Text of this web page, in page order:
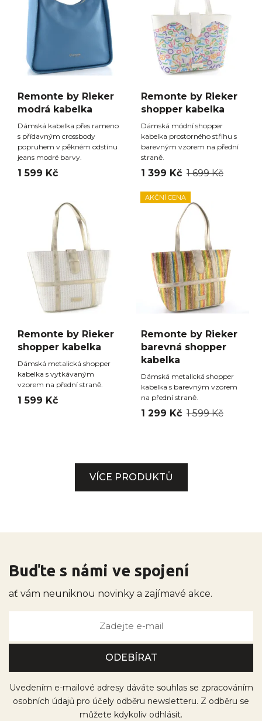
Remonte by Rieker
modrá kabelka
Dámská kabelka přes rameno
s přídavným crossbody
popruhem v pěkném odstínu
jeans modré barvy.
1 599 Kč
Remonte by Rieker
shopper kabelka
Dámská módní shopper
kabelka prostorného střihu s
barevným vzorem na přední
straně.
1 399 Kč 1 699 Kč
Remonte by Rieker
shopper kabelka
Dámská metalická shopper
kabelka s vytkávaným
vzorem na přední straně.
1 599 Kč
AKČNÍ CENA
Remonte by Rieker
barevná shopper
kabelka
Dámská metalická shopper
kabelka s barevným vzorem
na přední straně.
1 299 Kč 1 599 Kč
VÍCE PRODUKTŮ
Buďte s námi ve spojení
ať vám neuniknou novinky a zajímavé akce.
Uvedením e-mailové adresy dáváte souhlas se zpracováním
osobních údajů pro účely odběru newsletteru. Z odběru se
můžete kdykoliv odhlásit.